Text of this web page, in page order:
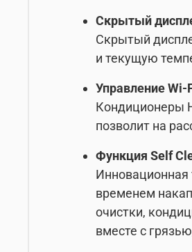
Скрытый
Скрытый
и текущую
Управление Wi-
Кондиционеры
позволит на
Функция Self
Инновационная
временем
очистки,
вместе с